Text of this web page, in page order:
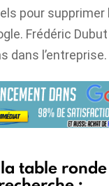
pour supprimer
Frédéric
dans l’entreprise.
table